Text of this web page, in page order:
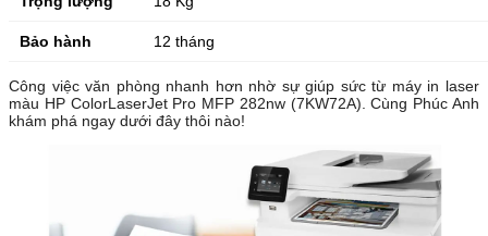
Bảo hành 12 tháng
Công việc văn phòng nhanh hơn nhờ sự giúp sức từ máy in laser
màu HP ColorLaserJet Pro MFP 282nw (7KW72A). Cùng Phúc Anh
khám phá ngay dưới đây thôi nào!